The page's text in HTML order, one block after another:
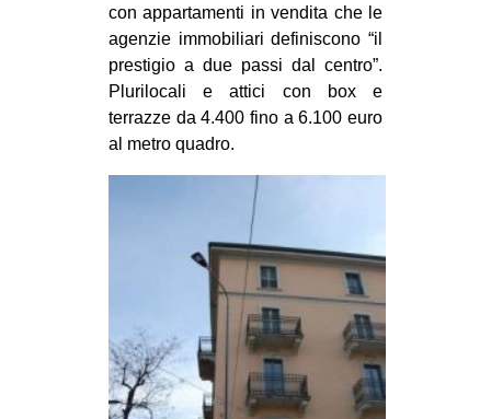
con appartamenti in vendita che le
agenzie immobiliari definiscono “il
prestigio a due passi dal centro”.
Plurilocali e attici con box e
terrazze da 4.400 fino a 6.100 euro
al metro quadro.